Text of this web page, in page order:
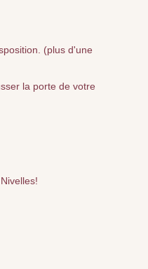
(plus d'une
la porte de votre